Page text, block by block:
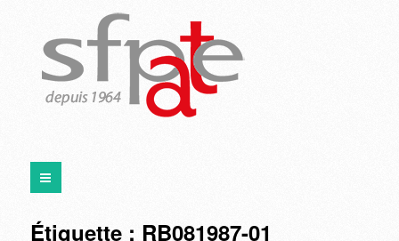
Étiquette : RB081987-01